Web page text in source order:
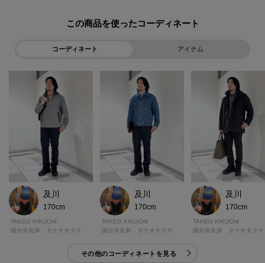
編みから最終整理まで日本屈指のウールファブリック産地、尾州の工場で仕
ウール糸を交編することで、上品な光沢とシャリっとした滑らかな肌触りを
持たせつつ、ハリコシが生まれ大人な仕上がりに。
裏面はポリエステル糸のみを配置し、肌離れがよく、滑らかな肌触りが特徴
【おすすめスタイリング】
単品性の高い色合いや、素材感で幅広いパンツに合わせやすいです。
茶×黒が今シーズンお勧めのカラースタイルです。
同素材の組上ジャケットを合わせたセットアップスタイリングが特におすす
め。
ジャージシャツ（931－84500）のON系スタイルからモックネックのカット
ソー（931－33906）を合わせたONOFFスタイリングまで、おすすめのアイ
この商品を使った
コーディネート アイテム
及川
170cm
TAKEO KIKUCHI
国分寺丸井 タケオキクチ
及川
170cm
TAKEO KIKUCHI
国分寺丸井 タケオキクチ
及川
170cm
TAKEO KIKUCHI
国分寺丸井 タケオキクチ
その他のコーディネートを見る